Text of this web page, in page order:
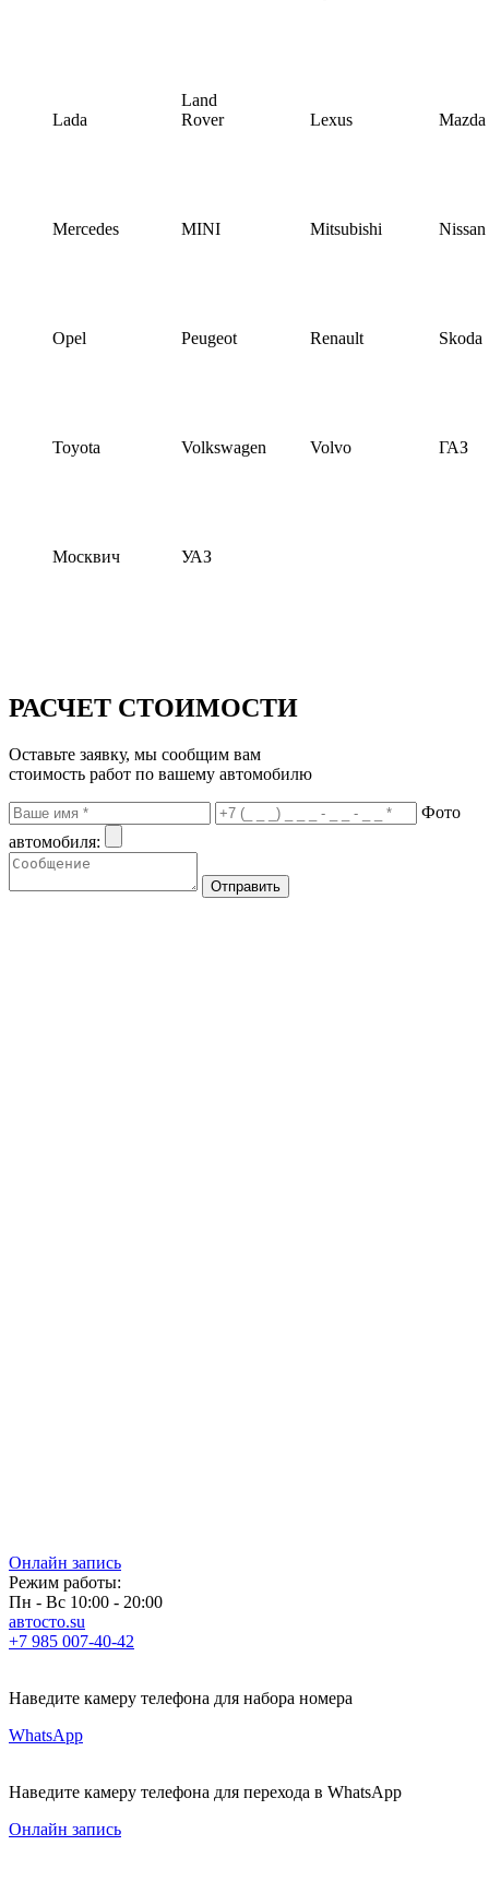
Lada
Land
Rover
Lexus Mazda
Mercedes MINI Mitsubishi Nissan
Opel Peugeot Renault Skoda
Toyota Volkswagen Volvo ГАЗ
Москвич УАЗ
РАСЧЕТ СТОИМОСТИ
Оставьте заявку, мы сообщим вам
стоимость работ по вашему автомобилю
Фото
автомобиля:
Онлайн запись
Режим работы:
Пн - Вс 10:00 - 20:00
автосто.su
+7 985 007-40-42
Наведите камеру телефона для набора номера
WhatsApp
Наведите камеру телефона для перехода в WhatsApp
Онлайн запись